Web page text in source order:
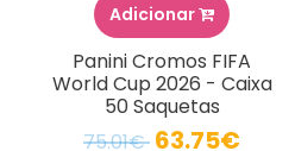
Adicionar
Panini Cromos FIFA
World Cup 2026 - Caixa
50 Saquetas
75.01€ 63.75€